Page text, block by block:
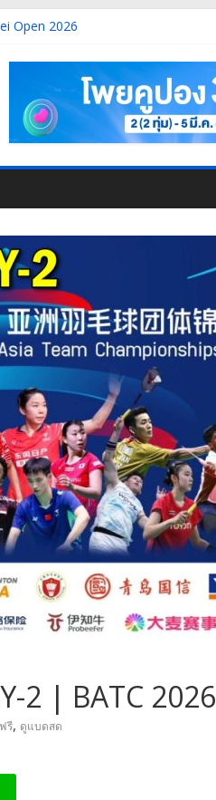
Masters 2026
2026
Masters 2026
Masters 2026
2 | BATC 2026
รี, ดูแบดสด